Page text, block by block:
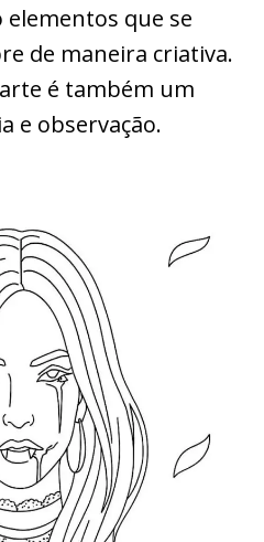
elementos que se
de maneira criativa.
é também um
e observação.